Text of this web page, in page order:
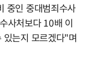
중인 중대범죄수사
사처보다 10배 이
는지 모르겠다"며